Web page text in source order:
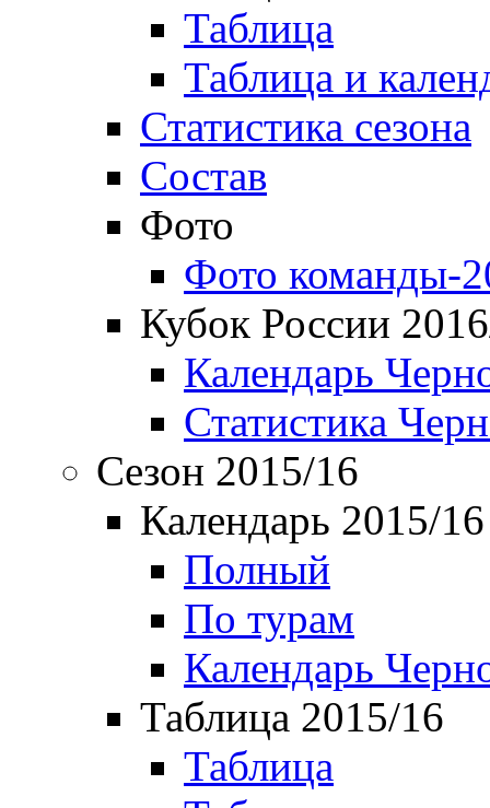
Таблица
Таблица и
Статистика сезона
Состав
Фото
Фото команды-
Кубок России
Календарь
Статистика
Сезон 2015/16
Календарь 2015/16
Полный
По турам
Календарь
Таблица 2015/16
Таблица